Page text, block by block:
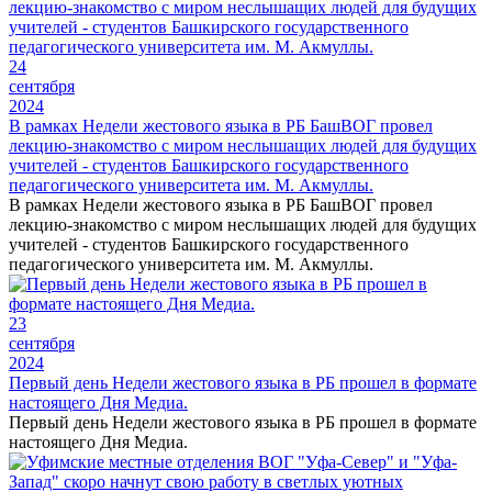
24
сентября
2024
В рамках Недели жестового языка в РБ БашВОГ провел
лекцию-знакомство с миром неслышащих людей для будущих
учителей - студентов Башкирского государственного
педагогического университета им. М. Акмуллы.
В рамках Недели жестового языка в РБ БашВОГ провел
лекцию-знакомство с миром неслышащих людей для будущих
учителей - студентов Башкирского государственного
педагогического университета им. М. Акмуллы.
23
сентября
2024
Первый день Недели жестового языка в РБ прошел в формате
настоящего Дня Медиа.
Первый день Недели жестового языка в РБ прошел в формате
настоящего Дня Медиа.